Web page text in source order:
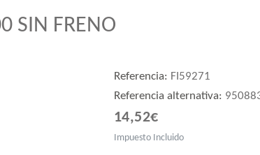
SIN FRENO
Referencia: FI59271
Referencia alternativa:
14,52€
Impuesto Incluido